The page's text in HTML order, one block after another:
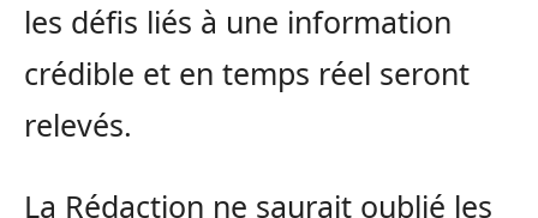
les défis liés à une information
crédible et en temps réel seront
relevés.
La Rédaction ne saurait oublié les